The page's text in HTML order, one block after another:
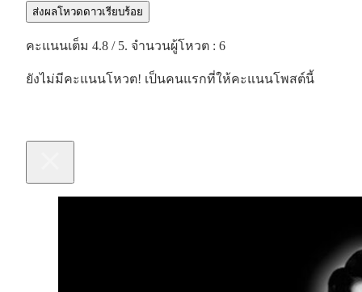
ส่งผลโหวดดาวเรียบร้อย
คะแนนเต็ม 4.8 / 5. จำนวนผู้โหวต : 6
ยังไม่มีคะแนนโหวต! เป็นคนแรกที่ให้คะแนนโพสต์นี้